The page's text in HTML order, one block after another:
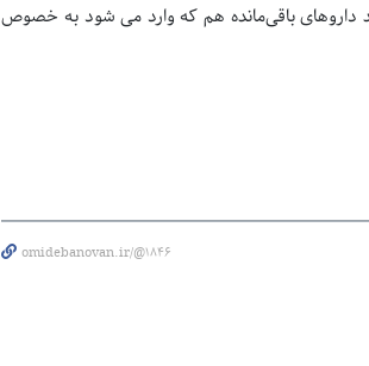
داروهای باقی‌مانده هم که وارد می شود به خصوص
omidebanovan.ir/@1846